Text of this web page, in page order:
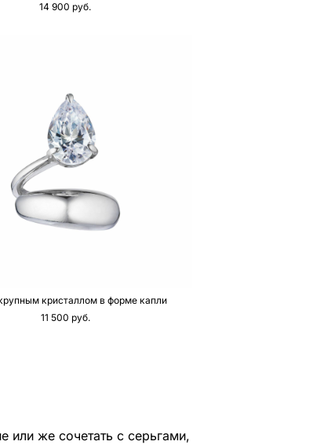
14 900 pуб.
кристаллом в форме капли
11 500 pуб.
или же сочетать с серьгами,